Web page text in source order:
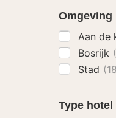
Omgeving
Aan de
Bosrijk
Stad
Type hotel